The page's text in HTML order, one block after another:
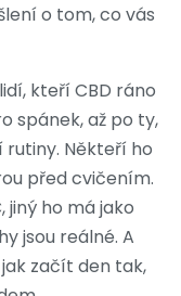
o tom, co vás
kteří CBD ráno
spánek, až po ty,
rutiny. Někteří ho
před cvičením.
jiný ho má jako
jsou reálné. A
začít den tak,